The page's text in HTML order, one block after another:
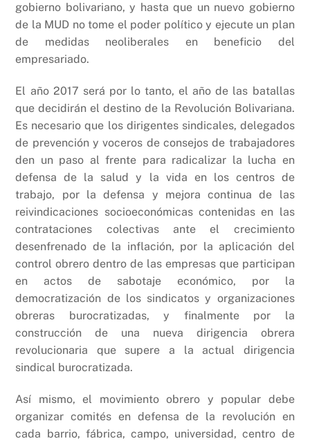
gobierno bolivariano, y hasta que un nuevo gobierno
de la MUD no tome el poder político y ejecute un plan
de medidas neoliberales en beneficio del
empresariado.
El año 2017 será por lo tanto, el año de las batallas
que decidirán el destino de la Revolución Bolivariana.
Es necesario que los dirigentes sindicales, delegados
de prevención y voceros de consejos de trabajadores
den un paso al frente para radicalizar la lucha en
defensa de la salud y la vida en los centros de
trabajo, por la defensa y mejora continua de las
reivindicaciones socioeconómicas contenidas en las
contrataciones colectivas ante el crecimiento
desenfrenado de la inflación, por la aplicación del
control obrero dentro de las empresas que participan
en actos de sabotaje económico, por la
democratización de los sindicatos y organizaciones
obreras burocratizadas, y finalmente por la
construcción de una nueva dirigencia obrera
revolucionaria que supere a la actual dirigencia
sindical burocratizada.
Así mismo, el movimiento obrero y popular debe
organizar comités en defensa de la revolución en
cada barrio, fábrica, campo, universidad, centro de